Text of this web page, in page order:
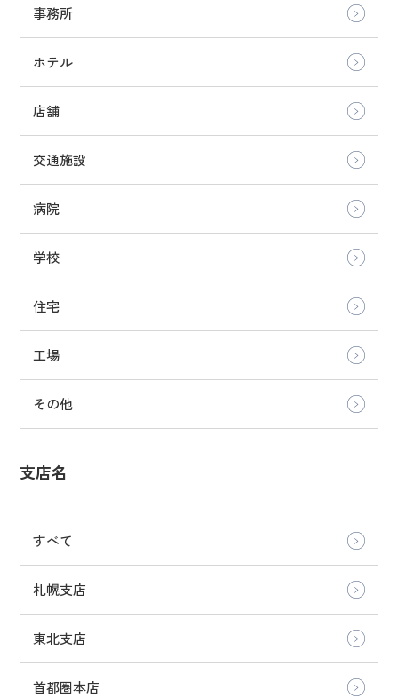
事務所
ホテル
店舗
交通施設
病院
学校
住宅
工場
その他
支店名
すべて
札幌支店
東北支店
首都圏本店